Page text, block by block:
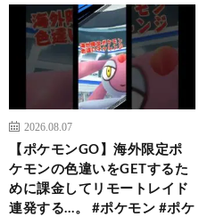
2026.08.07
【ポケモンGO】海外限定ポ
ケモンの色違いをGETするた
めに課金してリモートレイド
連発する…。 #ポケモン #ポケ